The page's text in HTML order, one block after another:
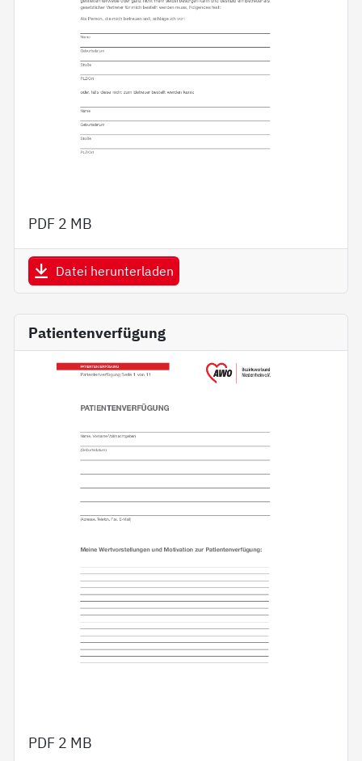
PDF 2 MB
Datei herunterladen
Patientenverfügung
PDF 2 MB